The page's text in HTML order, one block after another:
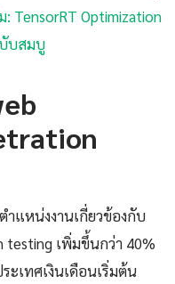
: TensorRT Optimization
บสมบู
ตำแหน่งงานเกี่ยวข้องกับ
testing เพิ่มขึ้นกว่า 40%
ะเทศเงินเดือนเริ่มต้น